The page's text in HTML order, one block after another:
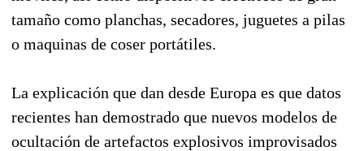
tamaño como planchas, secadores, juguetes a pilas
o maquinas de coser portátiles.
La explicación que dan desde Europa es que datos
recientes han demostrado que nuevos modelos de
ocultación de artefactos explosivos improvisados